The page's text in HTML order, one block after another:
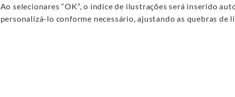
Ao selecionares “OK”, o índice de ilustrações será inserido
personalizá-lo conforme necessário, ajustando as quebras